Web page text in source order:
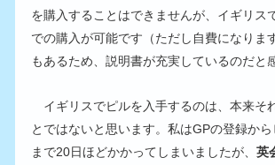
を購入することはできませんが、イギリス
での購入が可能です（ただし自費になりま
もあるため、説明書が充実しているのだと
イギリスでピルを入手するのは、本来そ
とではないと思います。私はGPの登録から
まで20日ほどかかってしまいましたが、英